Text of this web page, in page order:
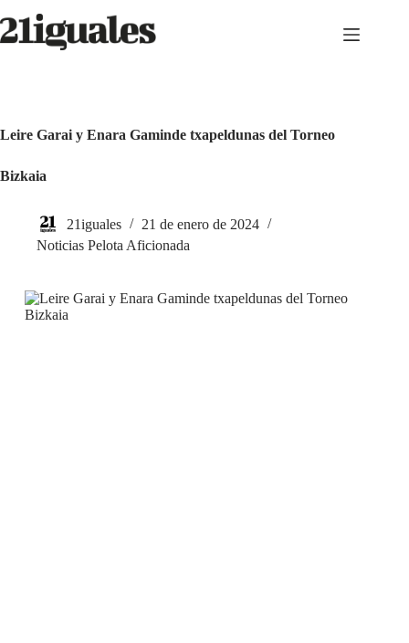
al
contenido
Leire Garai y Enara Gaminde txapeldunas del Torneo
Bizkaia
21iguales
21 de enero de 2024
Noticias Pelota Aficionada